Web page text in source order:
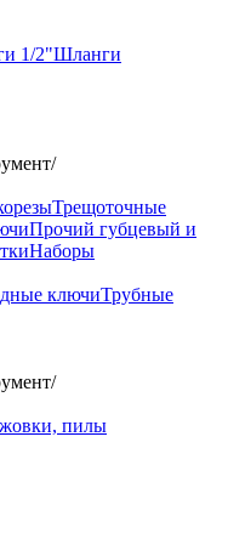
1/2"Шланги
/
Трещоточные
Прочий губцевый и
Наборы
ключиТрубные
/
пилы